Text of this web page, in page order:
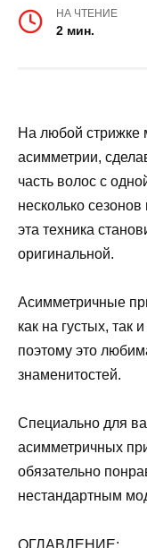
НА ЧТЕНИЕ
2 мин.
На любой стрижке
асимметрии,
часть волос с
несколько
эта техника
оригинальной.
Асимметричные
как на густых, так
поэтому это
знаменитостей.
Специально для
асимметричных
обязательно
нестандартным
ОГЛАВЛЕНИЕ: